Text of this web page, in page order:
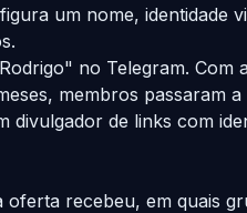
um nome,
no Telegram. Com
membros
divulgador de links com
recebeu, em quais